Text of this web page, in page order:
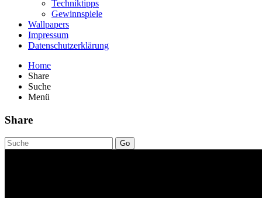
Techniktipps
Gewinnspiele
Wallpapers
Impressum
Datenschutzerklärung
Home
Share
Suche
Menü
Share
Go